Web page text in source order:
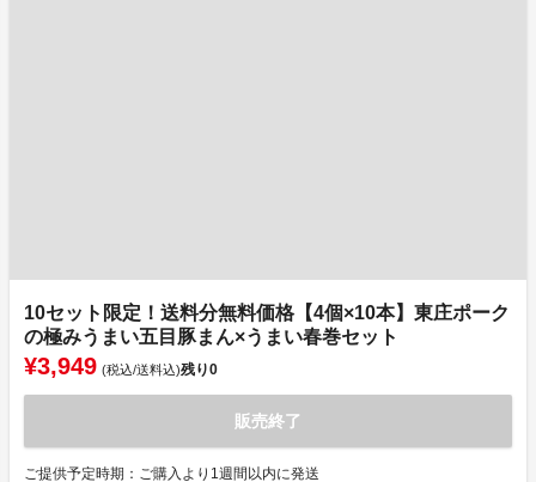
10セット限定！送料分無料価格【4個×10本】東庄ポーク
の極みうまい五目豚まん×うまい春巻セット
¥3,949 (税込/送料込)残り0
販売終了
ご提供予定時期：ご購入より1週間以内に発送